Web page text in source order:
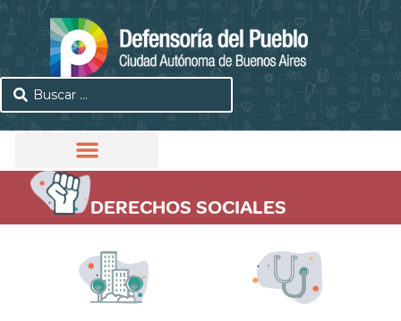
DERECHOS SOCIALES